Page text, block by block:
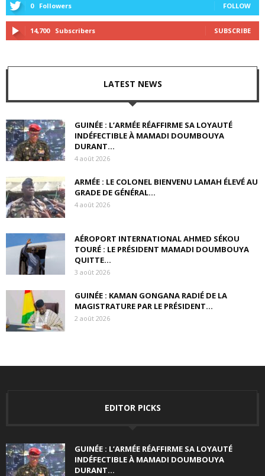
0 Followers FOLLOW
14,700 Subscribers SUBSCRIBE
LATEST NEWS
GUINÉE : L’ARMÉE RÉAFFIRME SA LOYAUTÉ
INDÉFECTIBLE À MAMADI DOUMBOUYA
DURANT...
4 août 2026
ARMÉE : LE COLONEL BIENVENU LAMAH ÉLEVÉ AU
GRADE DE GÉNÉRAL...
4 août 2026
AÉROPORT INTERNATIONAL AHMED SÉKOU
TOURÉ : LE PRÉSIDENT MAMADI DOUMBOUYA
QUITTE...
3 août 2026
GUINÉE : KAMAN GONGANA RADIÉ DE LA
MAGISTRATURE PAR LE PRÉSIDENT...
2 août 2026
EDITOR PICKS
GUINÉE : L’ARMÉE RÉAFFIRME SA LOYAUTÉ
INDÉFECTIBLE À MAMADI DOUMBOUYA
DURANT...